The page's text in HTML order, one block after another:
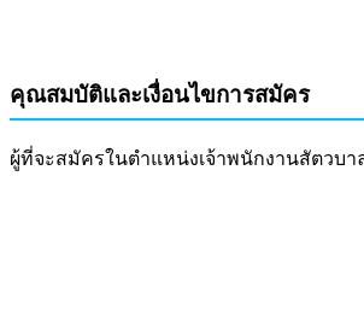
คุณสมบัติและเงื่อนไขการสมัคร
ผู้ที่จะสมัครในตำแหน่งเจ้าพนักงานสัตวบ